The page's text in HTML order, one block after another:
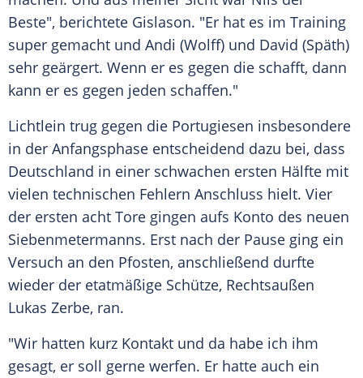
Beste", berichtete Gislason. "Er hat es im Training
super gemacht und Andi (Wolff) und David (Späth)
sehr geärgert. Wenn er es gegen die schafft, dann
kann er es gegen jeden schaffen."
Lichtlein trug gegen die Portugiesen insbesondere
in der Anfangsphase entscheidend dazu bei, dass
Deutschland in einer schwachen ersten Hälfte mit
vielen technischen Fehlern Anschluss hielt. Vier
der ersten acht Tore gingen aufs Konto des neuen
Siebenmetermanns. Erst nach der Pause ging ein
Versuch an den Pfosten, anschließend durfte
wieder der etatmäßige Schütze, Rechtsaußen
Lukas Zerbe, ran.
"Wir hatten kurz Kontakt und da habe ich ihm
gesagt, er soll gerne werfen. Er hatte auch ein